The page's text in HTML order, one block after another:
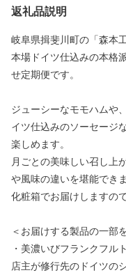
返礼品説明
岐阜県揖斐川町の「森本
本場ドイツ仕込みの本格
せ定期便です。
ジューシーなモモハムや
イツ仕込みのソーセージ
楽しめます。
月ごとの美味しい召し上
や風味の違いを堪能できま
化粧箱でお届けしますの
＜お届けする製品の一部
・美濃いびフランクフルト
店主が修行先のドイツの